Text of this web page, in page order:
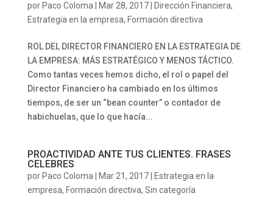
por Paco Coloma Mar 28, 2017| Dirección Financiera,
Estrategia en la empresa, Formación directiva
ROL DEL DIRECTOR FINANCIERO EN LA ESTRATEGIA DE
LA EMPRESA: MÁS ESTRATÉGICO Y MENOS TÁCTICO.
Como tantas veces hemos dicho, el rol o papel del
Director Financiero ha cambiado en los últimos
tiempos, de ser un “bean counter” o contador de
habichuelas, que lo que hacía...
PROACTIVIDAD ANTE TUS CLIENTES. FRASES
CELEBRES
por Paco Coloma Mar 21, 2017|
Estrategia en la
empresa, Formación directiva, Sin categoría